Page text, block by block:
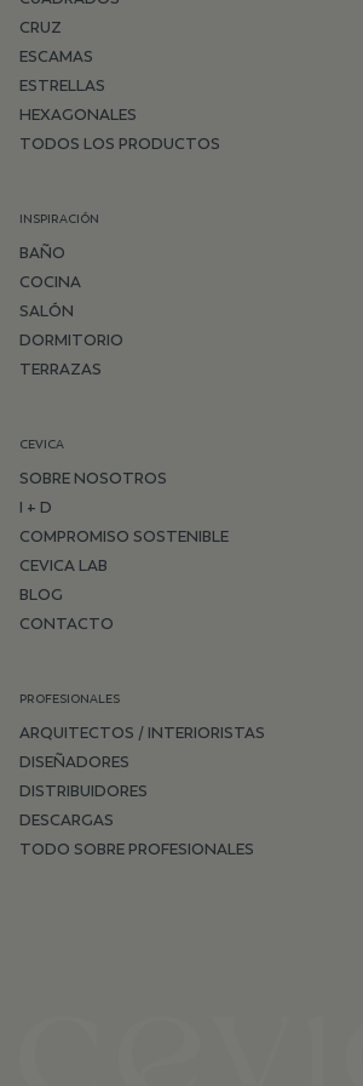
CRUZ
ESCAMAS
ESTRELLAS
HEXAGONALES
TODOS LOS PRODUCTOS
INSPIRACIÓN
BAÑO
COCINA
SALÓN
DORMITORIO
TERRAZAS
CEVICA
SOBRE NOSOTROS
I + D
COMPROMISO SOSTENIBLE
CEVICA LAB
BLOG
CONTACTO
PROFESIONALES
ARQUITECTOS / INTERIORISTAS
DISEÑADORES
DISTRIBUIDORES
DESCARGAS
TODO SOBRE PROFESIONALES